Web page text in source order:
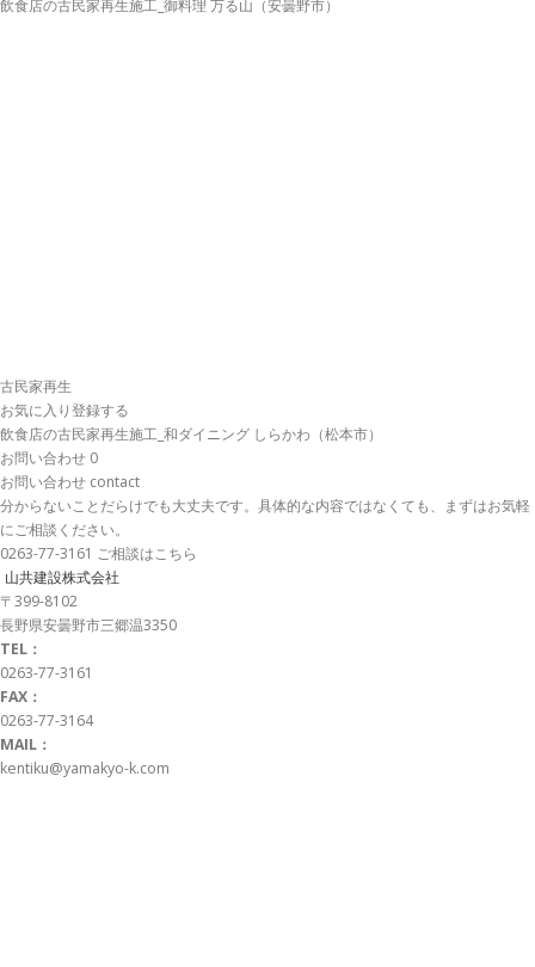
飲食店の古民家再生施工_御料理 万る山（安曇野市）
古民家再生
お気に入り登録する
飲食店の古民家再生施工_和ダイニング しらかわ（松本市）
お問い合わせ 0
お問い合わせ contact
分からないことだらけでも大丈夫です。具体的な内容ではなくても、まずはお気軽
にご相談ください。
0263-77-3161 ご相談はこちら
山共建設株式会社
〒399-8102
長野県安曇野市三郷温3350
TEL：
0263-77-3161
FAX：
0263-77-3164
MAIL：
kentiku@yamakyo-k.com